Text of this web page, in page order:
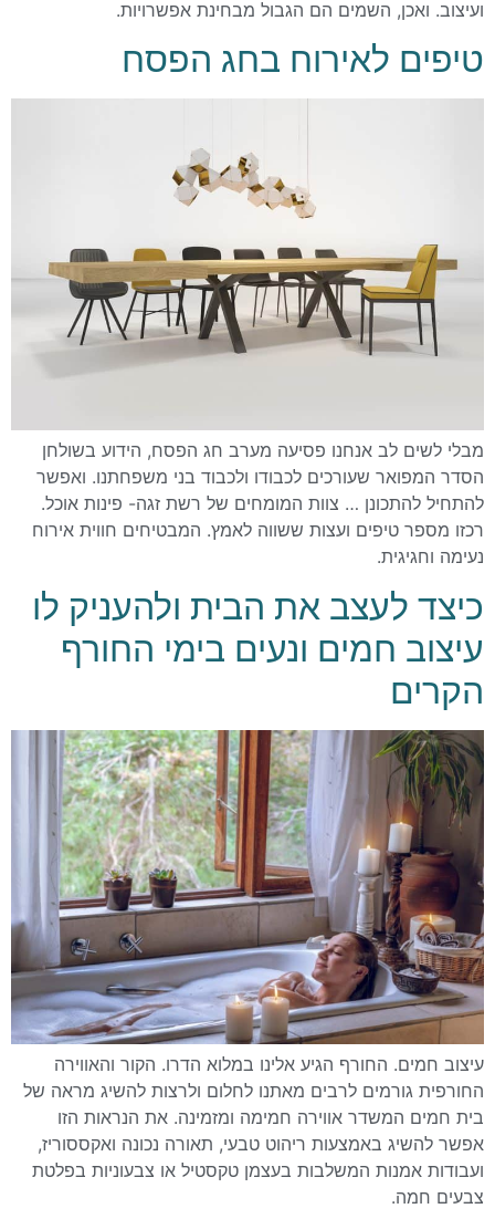
ועיצוב. ואכן, השמים הם הגבול מבחינת אפשרויות.
טיפים לאירוח בחג הפסח
מבלי לשים לב אנחנו פסיעה מערב חג הפסח, הידוע בשולחן
הסדר המפואר שעורכים לכבודו ולכבוד בני משפחתנו. ואפשר
להתחיל להתכונן … צוות המומחים של רשת זגה- פינות אוכל.
רכזו מספר טיפים ועצות ששווה לאמץ. המבטיחים חווית אירוח
נעימה וחגיגית.
כיצד לעצב את הבית ולהעניק לו
עיצוב חמים ונעים בימי החורף
הקרים
עיצוב חמים. החורף הגיע אלינו במלוא הדרו. הקור והאווירה
החורפית גורמים לרבים מאתנו לחלום ולרצות להשיג מראה של
בית חמים המשדר אווירה חמימה ומזמינה. את הנראות הזו
אפשר להשיג באמצעות ריהוט טבעי, תאורה נכונה ואקססוריז,
ועבודות אמנות המשלבות בעצמן טקסטיל או צבעוניות בפלטת
צבעים חמה.